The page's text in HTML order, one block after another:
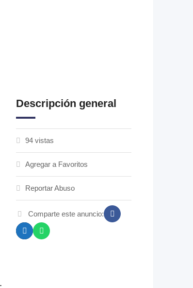
Descripción general
94 vistas
Agregar a Favoritos
Reportar Abuso
Comparte este anuncio: